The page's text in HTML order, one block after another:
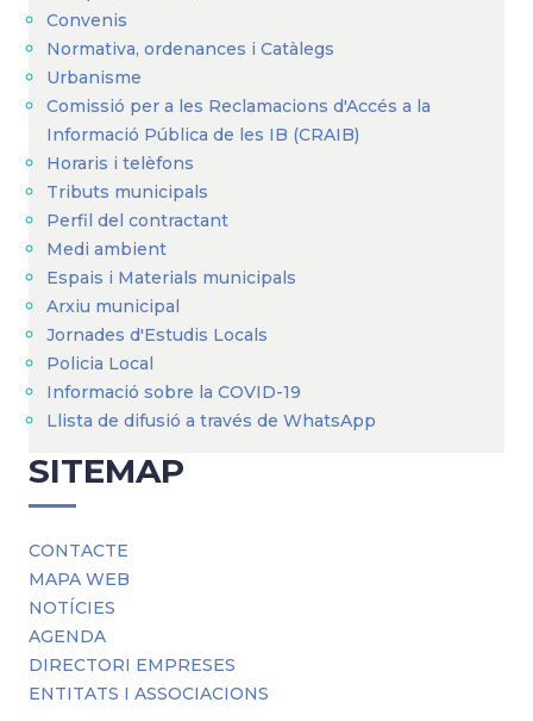
Convenis
Normativa, ordenances i Catàlegs
Urbanisme
Comissió per a les Reclamacions d'Accés a la
Informació Pública de les IB (CRAIB)
Horaris i telèfons
Tributs municipals
Perfil del contractant
Medi ambient
Espais i Materials municipals
Arxiu municipal
Jornades d'Estudis Locals
Policia Local
Informació sobre la COVID-19
Llista de difusió a través de WhatsApp
SITEMAP
CONTACTE
MAPA WEB
NOTÍCIES
AGENDA
DIRECTORI EMPRESES
ENTITATS I ASSOCIACIONS